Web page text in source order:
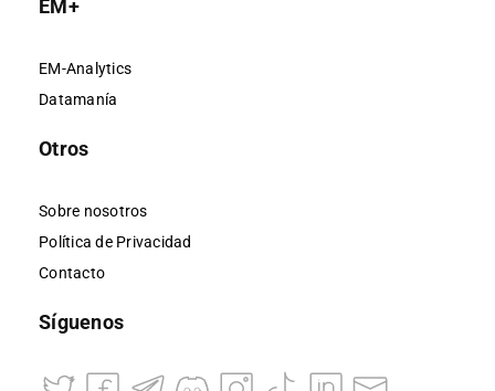
EM+
EM-Analytics
Datamanía
Otros
Sobre nosotros
Política de Privacidad
Contacto
Síguenos